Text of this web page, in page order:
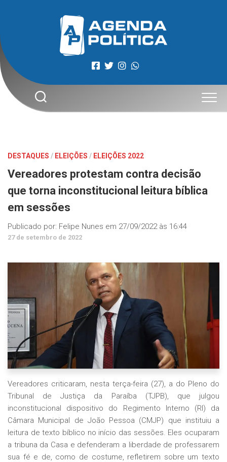
DESTAQUES / ELEIÇÕES / ELEIÇÕES 2022
Vereadores protestam contra decisão
que torna inconstitucional leitura bíblica
em sessões
Publicado por: Felipe Nunes em 27/09/2022 às 16:44
27 de setembro de 2022
Vereadores criticaram, nesta terça-feira (27), a do Pleno do
Tribunal de Justiça da Paraíba (TJPB), que julgou
inconstitucional dispositivo do Regimento Interno (RI) da
Câmara Municipal de João Pessoa (CMJP) que instituiu a
leitura de texto bíblico no início das sessões. Eles ocuparam
a tribuna da Casa e defenderam a liberdade de professarem
sua fé e de, como de costume, refletirem sobre um texto